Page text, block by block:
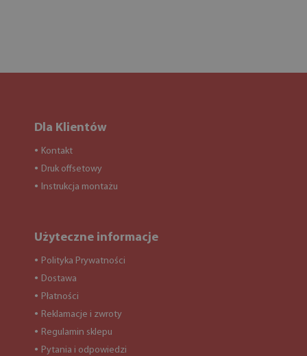
Dla Klientów
● Kontakt
● Druk offsetowy
● Instrukcja montażu
Użyteczne informacje
● Polityka Prywatności
● Dostawa
● Płatności
● Reklamacje i zwroty
● Regulamin sklepu
● Pytania i odpowiedzi